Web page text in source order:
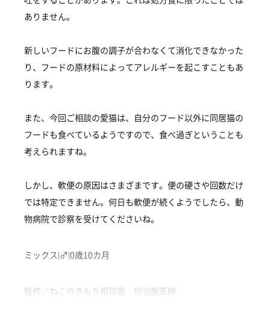
ありません。
新しいフードにお腹の調子が合わなくて消化できなかった
り、フードの原材料によってアレルギーを起こすこともあ
ります。
また、今回ご相談の愛猫は、自分のフード以外に同居猫の
フードも食べているようですので、食べ過ぎということも
考えられますね。
しかし、軟便の原因はさまざまです。便の硬さや回数だけ
では特定できません。何日も軟便が続くようでしたら、動
物病院で診察を受けてくださいね。
ミックス|♂|0歳10カ月
監修／ねこのきもち相談室 担当獣医師